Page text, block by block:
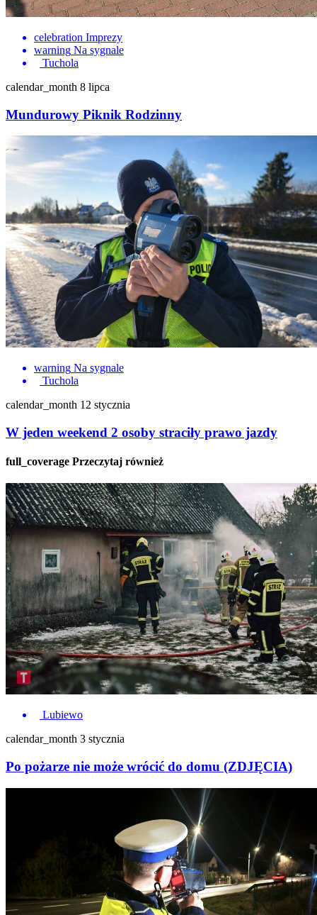
celebration Imprezy
warning Na sygnale
Tuchola
calendar_month 8 lipca
Mundurowy Piknik Rodzinny
warning Na sygnale
Tuchola
calendar_month 12 stycznia
W jeden weekend 2 osoby straciły prawo jazdy
full_coverage Przeczytaj również
Lubiewo
calendar_month 3 stycznia
Po pożarze nie może wrócić do domu (ZDJĘCIA)